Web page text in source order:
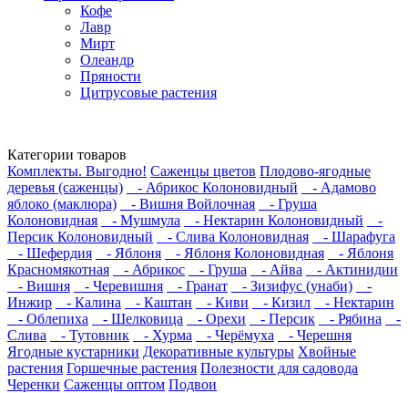
Кофе
Лавр
Мирт
Олеандр
Пряности
Цитрусовые растения
Категории товаров
Комплекты. Выгодно! Саженцы цветов Плодово-ягодные
деревья (саженцы)
- Абрикос Колоновидный
- Адамово
яблоко (маклюра)
- Вишня Войлочная
- Груша
Колоновидная
- Мушмула - Нектарин Колоновидный
-
Персик Колоновидный
- Слива Колоновидная
- Шарафуга
- Шефердия
- Яблоня - Яблоня Колоновидная
- Яблоня
Красномякотная
- Абрикос - Груша - Айва
- Актинидии
- Вишня
- Черевишня - Гранат - Зизифус (унаби)
-
Инжир
- Калина - Каштан - Киви - Кизил
- Нектарин
- Облепиха
- Шелковица - Орехи - Персик - Рябина
-
Слива
- Тутовник - Хурма - Черёмуха
- Черешня
Ягодные кустарники Декоративные культуры Хвойные
растения Горшечные растения Полезности для садовода
Черенки Саженцы оптом Подвои